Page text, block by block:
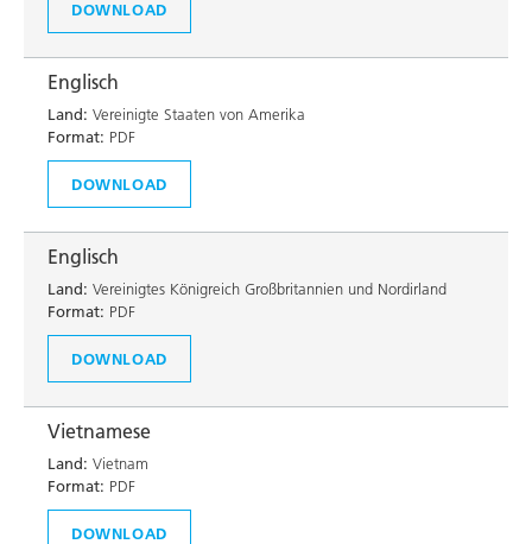
DOWNLOAD
Englisch
Land: Vereinigte Staaten von Amerika
Format: PDF
DOWNLOAD
Englisch
Land: Vereinigtes Königreich Großbritannien und Nordirland
Format: PDF
DOWNLOAD
Vietnamese
Land: Vietnam
Format: PDF
DOWNLOAD